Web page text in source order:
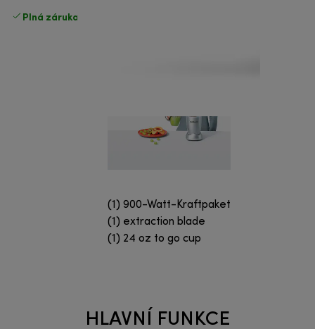
Plná záruka výrobce
(1) 900-Watt-Kraftpaket
(1) extraction blade
(1) 24 oz to go cup
HLAVNÍ FUNKCE